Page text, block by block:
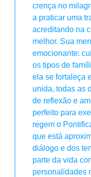
crença no
a praticar uma
acreditando na
melhor. Sua
emocionante:
os tipos de
ela se fortaleça
unida, todas as
de reflexão e
perfeito para
regem o
que está
diálogo e dos
parte da vida
personalidades